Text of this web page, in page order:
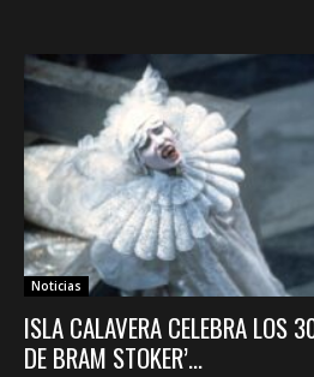
Noticias
ISLA CALAVERA CELEBRA LOS
DE BRAM STOKER’...